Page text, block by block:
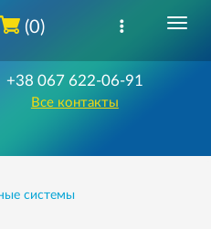
+38 067 622-06-91
Все контакты
(0)
системы